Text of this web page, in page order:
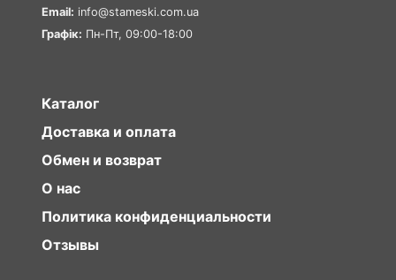
Email: info@stameski.com.ua
Графік: Пн-Пт, 09:00-18:00
Каталог
Доставка и оплата
Обмен и возврат
О нас
Политика конфиденциальности
Отзывы